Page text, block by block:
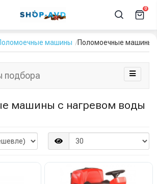
0
машины Поломоечные машины
подбора
машины с нагревом воды